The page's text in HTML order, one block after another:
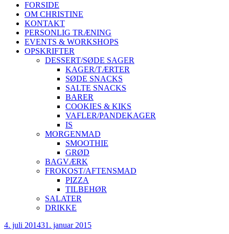
FORSIDE
OM CHRISTINE
KONTAKT
PERSONLIG TRÆNING
EVENTS & WORKSHOPS
OPSKRIFTER
DESSERT/SØDE SAGER
KAGER/TÆRTER
SØDE SNACKS
SALTE SNACKS
BARER
COOKIES & KIKS
VAFLER/PANDEKAGER
IS
MORGENMAD
SMOOTHIE
GRØD
BAGVÆRK
FROKOST/AFTENSMAD
PIZZA
TILBEHØR
SALATER
DRIKKE
Skip
4. juli 201431. januar 2015